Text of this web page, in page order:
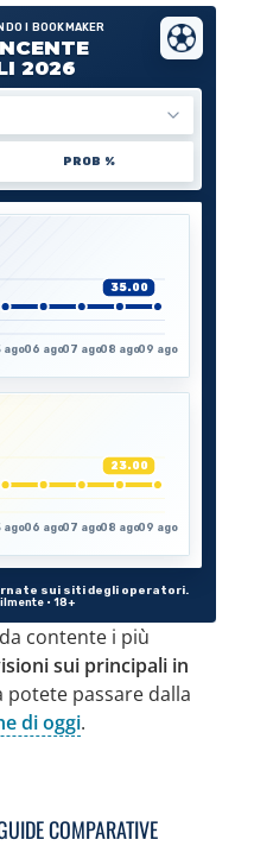
contente i più
sui principali in
potete passare dalla
di oggi.
COMPARATIVE